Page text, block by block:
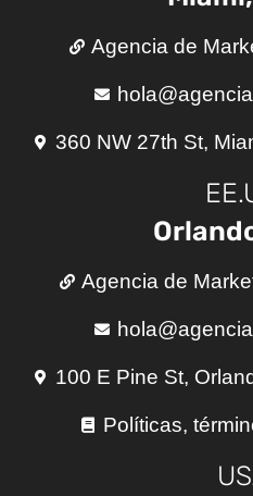
Agencia de
360 NW 27th St,
Agencia de
100 E Pine St,
Políticas,